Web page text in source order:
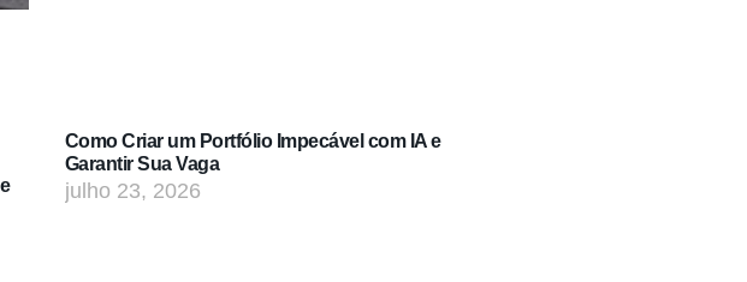
Como Criar um Portfólio Impecável com IA e
Garantir Sua Vaga
julho 23, 2026